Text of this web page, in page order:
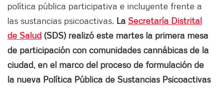
política pública participativa e incluyente frente a
las sustancias psicoactivas. La Secretaría Distrital
de Salud (SDS) realizó este martes la primera mesa
de participación con comunidades cannábicas de la
ciudad, en el marco del proceso de formulación de
la nueva Política Pública de Sustancias Psicoactivas